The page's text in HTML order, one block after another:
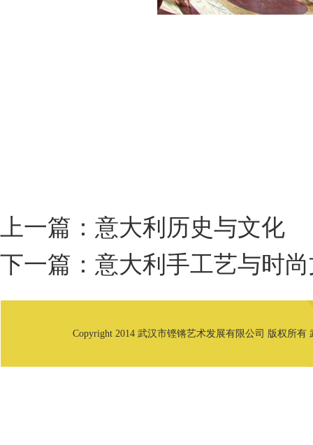
上一篇： 意大利历史与文化
下一篇： 意大利手工艺与时
Copyright 2014 武汉市铿锵艺术发展有限公司 版权所